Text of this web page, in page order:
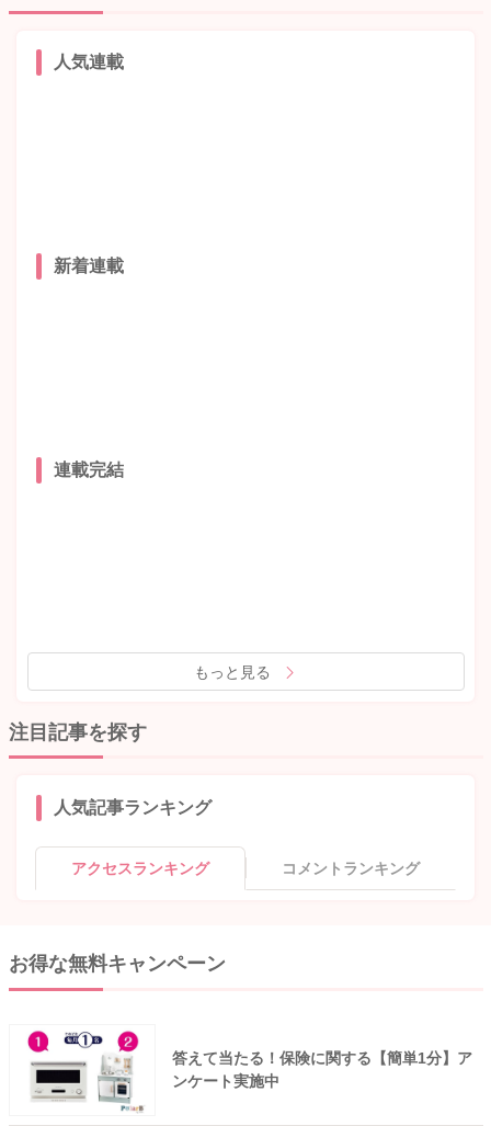
人気連載
新着連載
連載完結
もっと見る
注目記事を探す
人気記事ランキング
アクセスランキング コメントランキング
お得な無料キャンペーン
答えて当たる！保険に関する【簡単1分】ア
ンケート実施中